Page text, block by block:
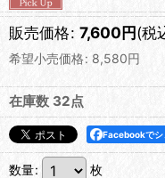
販売価格: 7,600円(税
希望小売価格: 8,580円
在庫数 32点
Facebookでシ
数量: 枚